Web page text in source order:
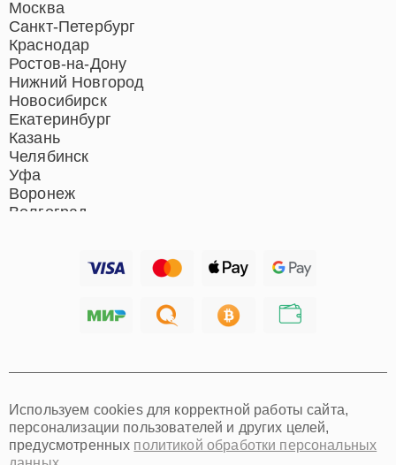
Москва
Санкт-Петербург
Краснодар
Ростов-на-Дону
Нижний Новгород
Новосибирск
Екатеринбург
Казань
Челябинск
Уфа
Воронеж
Волгоград
Хабаровск
Омск
Красноярск
Пермь
Используем cookies для корректной работы сайта,
персонализации пользователей и других целей,
предусмотренных политикой обработки персональных